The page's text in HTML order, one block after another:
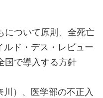
ついて原則、全死亡
ド・デス・レビュー
国で導入する方針
）、医学部の不正入